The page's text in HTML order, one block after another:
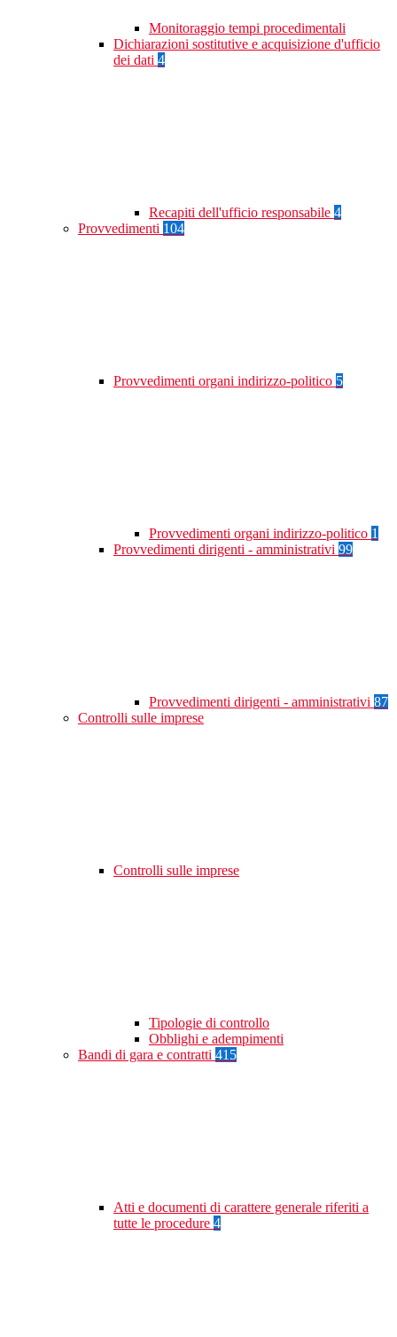
Monitoraggio tempi procedimentali
Dichiarazioni sostitutive e acquisizione d'ufficio
dei dati 4
Recapiti dell'ufficio responsabile 4
Provvedimenti 104
Provvedimenti organi indirizzo-politico 5
Provvedimenti organi indirizzo-politico 1
Provvedimenti dirigenti - amministrativi 99
Provvedimenti dirigenti - amministrativi 87
Controlli sulle imprese
Controlli sulle imprese
Tipologie di controllo
Obblighi e adempimenti
Bandi di gara e contratti 415
Atti e documenti di carattere generale riferiti a
tutte le procedure 4